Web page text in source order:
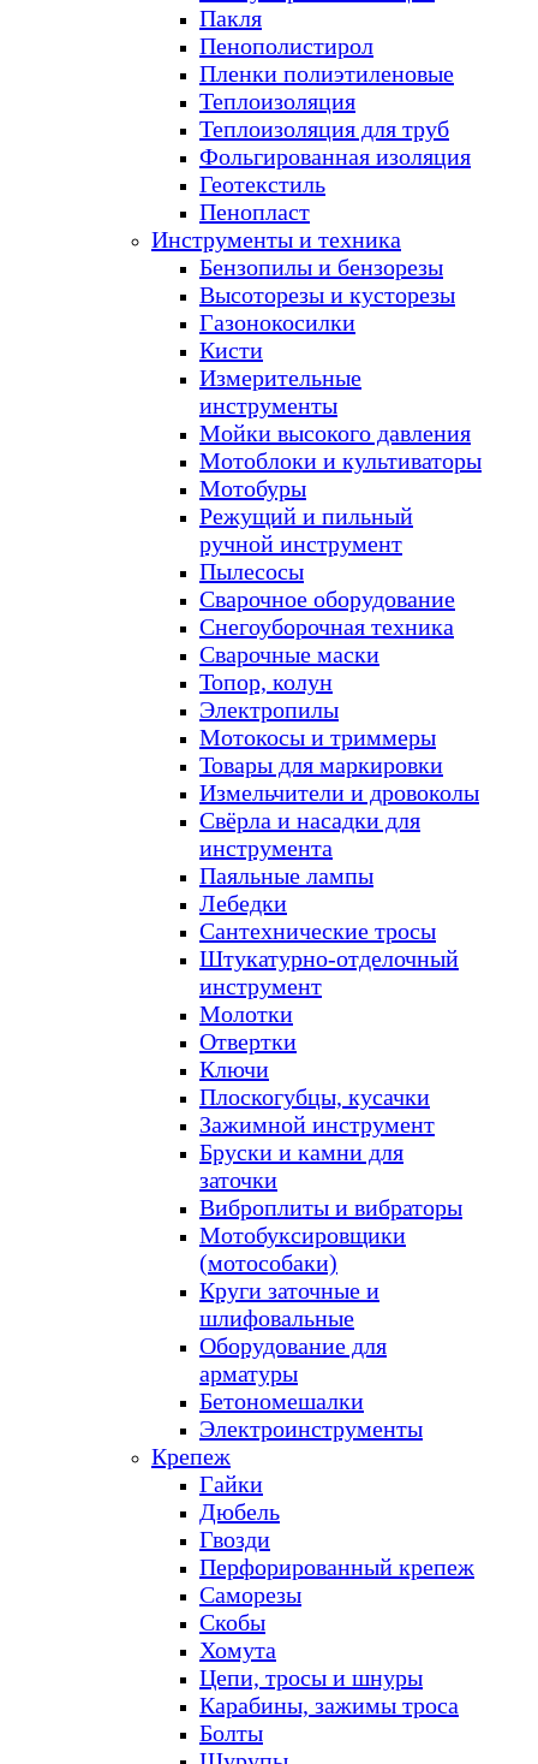
Пакля
Пенополистирол
Пленки полиэтиленовые
Теплоизоляция
Теплоизоляция для труб
Фольгированная изоляция
Геотекстиль
Пенопласт
Инструменты и техника
Бензопилы и бензорезы
Высоторезы и кусторезы
Газонокосилки
Кисти
Измерительные
инструменты
Мойки высокого давления
Мотоблоки и культиваторы
Мотобуры
Режущий и пильный
ручной инструмент
Пылесосы
Сварочное оборудование
Снегоуборочная техника
Сварочные маски
Топор, колун
Электропилы
Мотокосы и триммеры
Товары для маркировки
Измельчители и дровоколы
Свёрла и насадки для
инструмента
Паяльные лампы
Лебедки
Сантехнические тросы
Штукатурно-отделочный
инструмент
Молотки
Отвертки
Ключи
Плоскогубцы, кусачки
Зажимной инструмент
Бруски и камни для
заточки
Виброплиты и вибраторы
Мотобуксировщики
(мотособаки)
Круги заточные и
шлифовальные
Оборудование для
арматуры
Бетономешалки
Электроинструменты
Крепеж
Гайки
Дюбель
Гвозди
Перфорированный крепеж
Саморезы
Скобы
Хомута
Цепи, тросы и шнуры
Карабины, зажимы троса
Болты